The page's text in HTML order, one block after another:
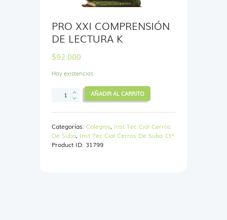
PRO XXI COMPRENSIÓN
DE LECTURA K
$92.000
Hay existencias
COMPRENSIÓN
LECTURA
K
cantidad
AÑADIR AL CARRITO
Categorías: Colegios, Inst Tec Cial Cerros
De Suba, Inst Tec Cial Cerros De Suba 11°
Product ID: 31799